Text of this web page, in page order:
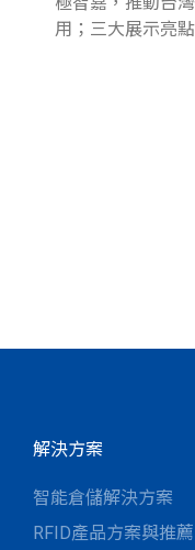
用；三大展示亮
解決方案
智能倉儲解決方案
RFID產品方案與推薦